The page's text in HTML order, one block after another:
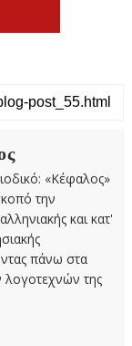
«Κέφαλος»
την
και κατ'
πάνω στα
της